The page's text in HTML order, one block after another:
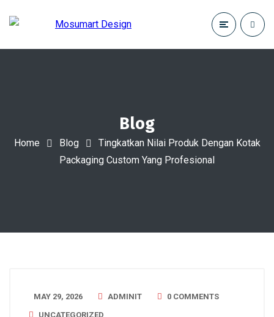
Blog
Home Blog
Tingkatkan Nilai Produk Dengan Kotak
Packaging Custom Yang Profesional
MAY 29, 2026 ADMINIT
0 COMMENTS
UNCATEGORIZED